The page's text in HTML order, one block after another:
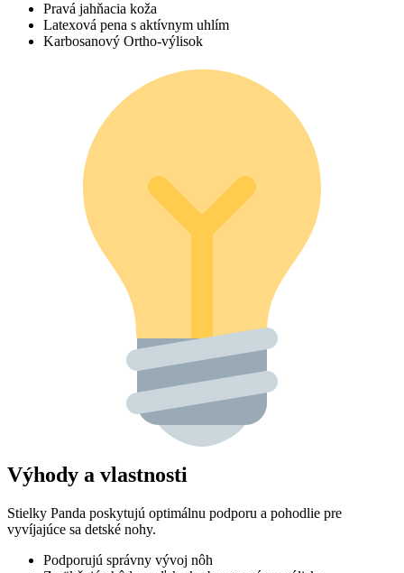
Pravá jahňacia koža
Latexová pena s aktívnym uhlím
Karbosanový Ortho-výlisok
Výhody a vlastnosti
Stielky Panda poskytujú optimálnu podporu a pohodlie pre
vyvíjajúce sa detské nohy.
Podporujú správny vývoj nôh